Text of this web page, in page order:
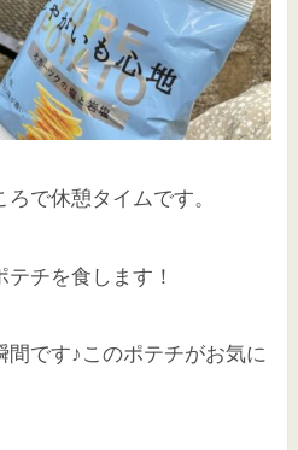
で休憩タイムです。
チを食します！
間です♪このポテチがお気に